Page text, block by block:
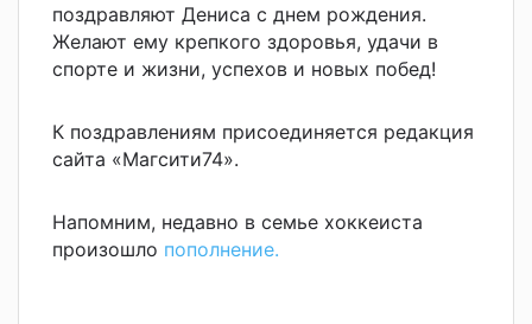
поздравляют Дениса с днем рождения.
Желают ему крепкого здоровья, удачи в
спорте и жизни, успехов и новых побед!
К поздравлениям присоединяется редакция
сайта «Магсити74».
Напомним, недавно в семье хоккеиста
произошло пополнение.